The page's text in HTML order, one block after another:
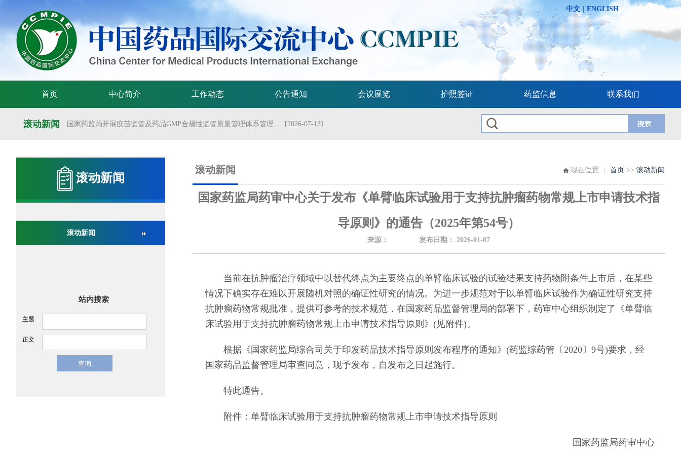
中文 ENGLISH
首页 中心简介 工作动态 公告通知 会议展览 护照签证 药监信息 联系我们
滚动新闻 国家药监局开展疫苗监管及药品GMP合规性监管质量管理体系管理... [2026-07-13]
国家药监局药审中心关于发布《预防用mRNA疫苗临床试验技术指...
国家药监局药审中心关于发布《关于开发适宜药品包装规格的指导原...
国家药监局 国家卫生健康委 国家中医药局 国家疾控局关于发布... [2026-06-25]
关于举办第十六届中国医疗器械监督管理国际会议的通知
滚动新闻
滚动新闻
站内搜索
主题
正文
滚动新闻 现在位置 ： 首页 >> 滚动新闻
国家药监局药审中心关于发布《单臂临床试验用于支持抗肿瘤药物常规上市申请技术指
导原则》的通告（2025年第54号）
来源： 发布日期： 2026-01-07
当前在抗肿瘤治疗领域中以替代终点为主要终点的单臂临床试验的试验结果支持药物附条件上市后，在某些
情况下确实存在难以开展随机对照的确证性研究的情况。为进一步规范对于以单臂临床试验作为确证性研究支持
抗肿瘤药物常规批准，提供可参考的技术规范，在国家药品监督管理局的部署下，药审中心组织制定了《单臂临
床试验用于支持抗肿瘤药物常规上市申请技术指导原则》(见附件)。
根据《国家药监局综合司关于印发药品技术指导原则发布程序的通知》(药监综药管〔2020〕9号)要求，经
国家药品监督管理局审查同意，现予发布，自发布之日起施行。
特此通告。
附件：单臂临床试验用于支持抗肿瘤药物常规上市申请技术指导原则
国家药监局药审中心